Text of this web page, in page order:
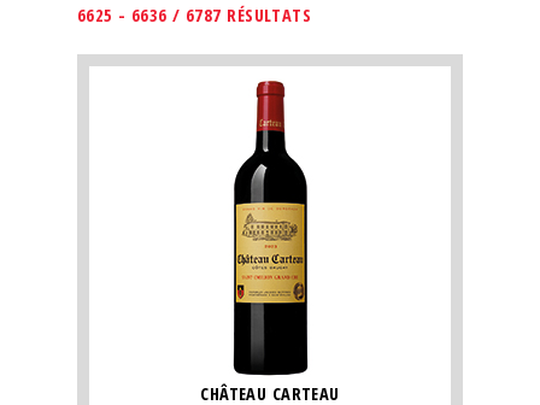
6625 - 6636 / 6787 RÉSULTATS
CHÂTEAU CARTEAU